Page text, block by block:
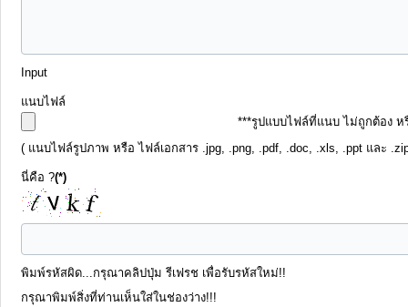
Input
แนบไฟล์
***รูปแบบไฟล์ที่แนบ ไม่ถูกต้อง ห
( แนบไฟล์รูปภาพ หรือ ไฟล์เอกสาร .jpg, .png, .pdf, .doc, .xls, .ppt และ
นี่คือ ?(*)
พิมพ์รหัสผิด...กรุณาคลิปปุ่ม รีเฟรช เพื่อรับรหัสใหม่!!
กรุณาพิมพ์สิ่งที่ท่านเห็นใส่ในช่องว่าง!!!